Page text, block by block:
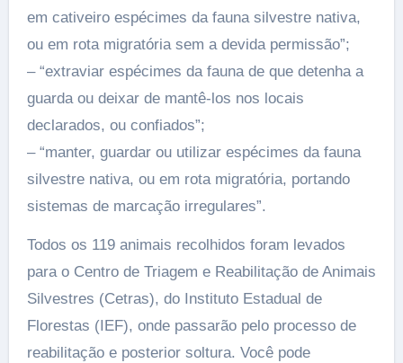
em cativeiro espécimes da fauna silvestre nativa,
ou em rota migratória sem a devida permissão”;
– “extraviar espécimes da fauna de que detenha a
guarda ou deixar de mantê-los nos locais
declarados, ou confiados”;
– “manter, guardar ou utilizar espécimes da fauna
silvestre nativa, ou em rota migratória, portando
sistemas de marcação irregulares”.
Todos os 119 animais recolhidos foram levados
para o Centro de Triagem e Reabilitação de Animais
Silvestres (Cetras), do Instituto Estadual de
Florestas (IEF), onde passarão pelo processo de
reabilitação e posterior soltura. Você pode